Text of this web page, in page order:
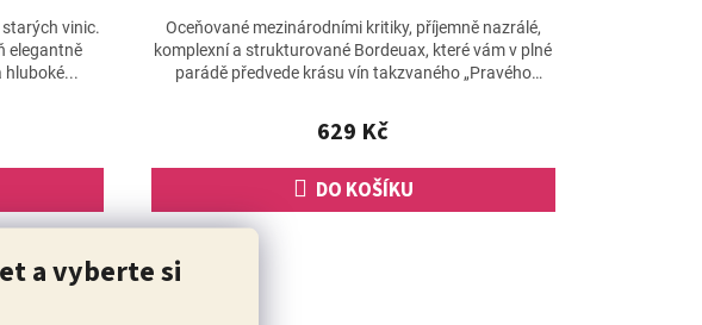
a vyberte si
vinic.
elegantně
hluboké...
hodnocení
produktu
je
5,0
629 Kč
DO KOŠÍKU
Oceňované mezinárodními kritiky, příjemně nazrálé,
komplexní a strukturované Bordeuax, které vám v plné
parádě předvede krásu vín takzvaného „Pravého